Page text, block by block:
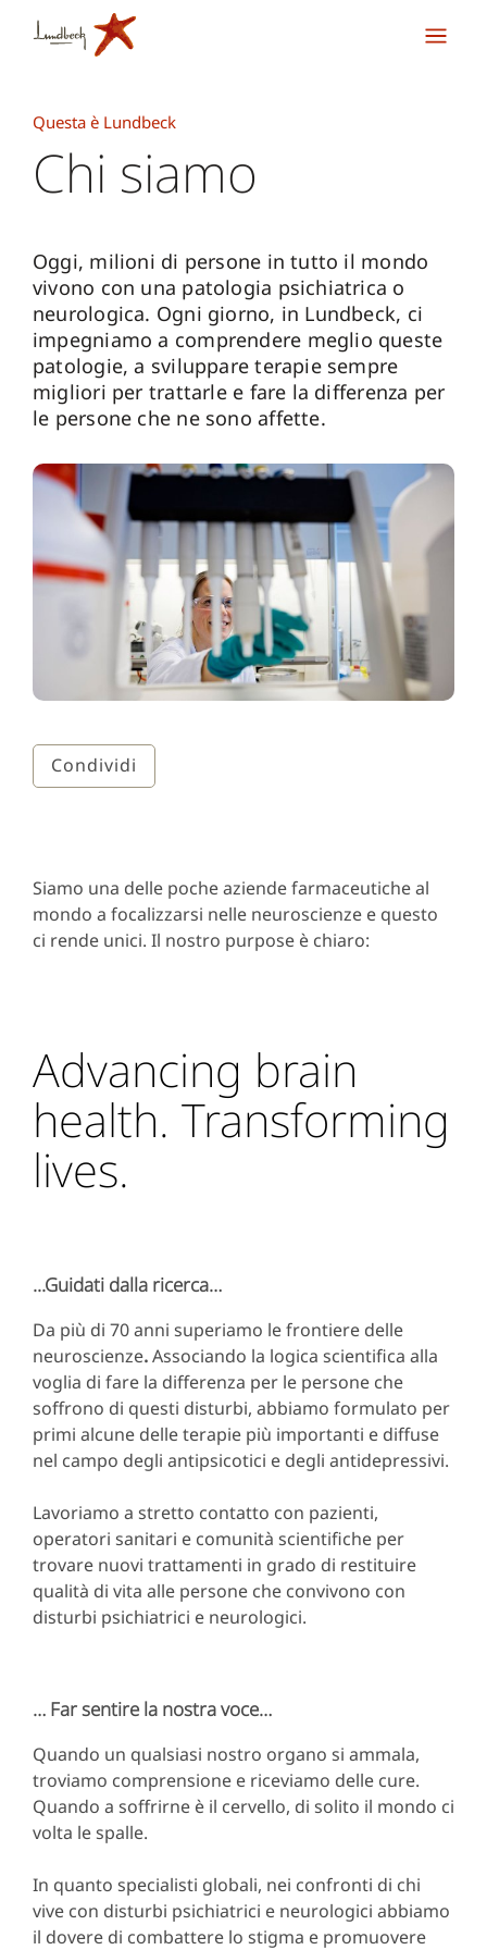
Condividi
Questa è Lundbeck
Chi siamo
Oggi, milioni di persone in tutto il mondo
vivono con una patologia psichiatrica o
neurologica. Ogni giorno, in Lundbeck, ci
impegniamo a comprendere meglio queste
patologie, a sviluppare terapie sempre
migliori per trattarle e fare la differenza per
le persone che ne sono affette.
Siamo una delle poche aziende farmaceutiche al
mondo a focalizzarsi nelle neuroscienze e questo
ci rende unici. Il nostro purpose è chiaro:
Advancing brain
health. Transforming
lives.
...Guidati dalla ricerca…
Da più di 70 anni superiamo le frontiere delle
neuroscienze.Associando la logica scientifica alla
voglia di fare la differenza per le persone che
soffrono di questi disturbi, abbiamo formulato per
primi alcune delle terapie più importanti e diffuse
nel campo degli antipsicotici e degli antidepressivi.
Lavoriamo a stretto contatto con pazienti,
operatori sanitari e comunità scientifiche per
trovare nuovi trattamenti in grado di restituire
qualità di vita alle persone che convivono con
disturbi psichiatrici e neurologici.
… Far sentire la nostra voce…
Quando un qualsiasi nostro organo si ammala,
troviamo comprensione e riceviamo delle cure.
Quando a soffrirne è il cervello, di solito il mondo ci
volta le spalle.
In quanto specialisti globali, nei confronti di chi
vive con disturbi psichiatrici e neurologici abbiamo
il dovere di combattere lo stigma e promuovere